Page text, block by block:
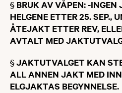
§ BRUK AV VÅPEN: -INGEN
HELGENE ETTER 25. SEP.,
ÅTEJAKT ETTER REV,
AVTALT MED
§JAKTUTVALGET KAN
ALL ANNEN JAKT MED
ELGJAKTAS BEGYNNELSE.